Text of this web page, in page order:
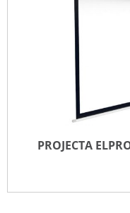
PROJECTA